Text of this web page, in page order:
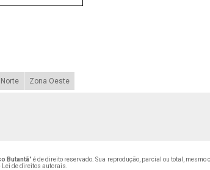
Zona Oeste
Butantã" é de direito reservado. Sua reprodução, parcial ou total,
Lei de direitos autorais